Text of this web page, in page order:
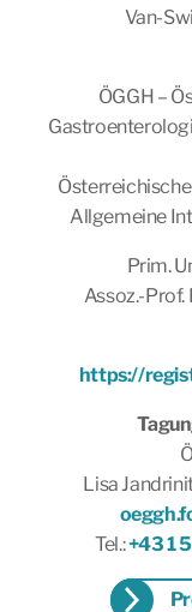
Van-
ÖGGH –
Allgemeine
Prim.
Assoz.-Prof.
https://
Lisa
Tel.:+43 1